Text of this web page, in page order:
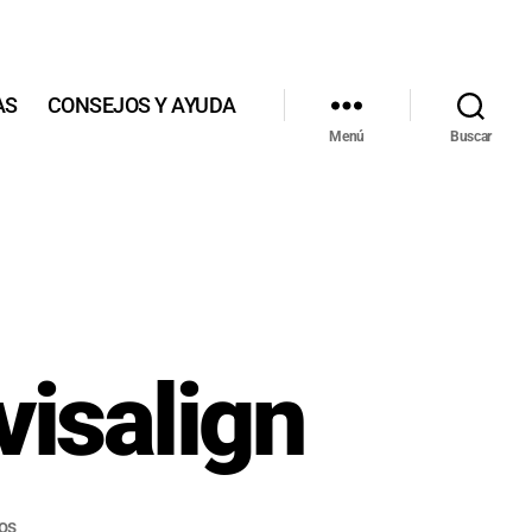
CONSEJOS Y AYUDA
Menú Buscar
en